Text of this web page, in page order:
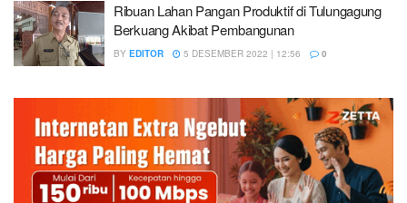
Ribuan Lahan Pangan Produktif di Tulungagung
Berkuang Akibat Pembangunan
BY EDITOR 5 DESEMBER 2022 | 12:56 0